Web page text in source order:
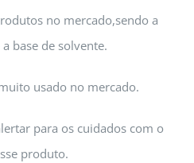
no mercado,sendo a
a base de solvente.
usado no mercado.
para os cuidados com o
produto.